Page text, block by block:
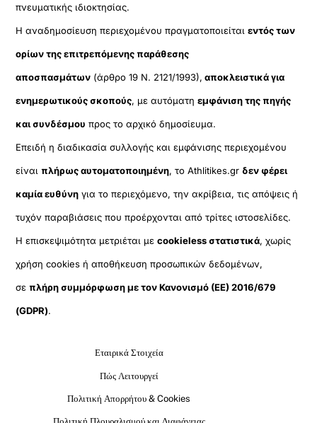
πνευματικής ιδιοκτησίας.
Η αναδημοσίευση περιεχομένου πραγματοποιείταιεντός των
ορίων της επιτρεπόμενης παράθεσης
αποσπασμάτων (άρθρο 19 Ν. 2121/1993), αποκλειστικά για
ενημερωτικούς σκοπούς, με αυτόματηεμφάνιση της πηγής
και συνδέσμου προς το αρχικό δημοσίευμα.
Επειδή η διαδικασία συλλογής και εμφάνισης περιεχομένου
είναιπλήρως αυτοματοποιημένη, το Athlitikes.gr δεν φέρει
καμία ευθύνη για το περιεχόμενο, την ακρίβεια, τις απόψεις ή
τυχόν παραβιάσεις που προέρχονται από τρίτες ιστοσελίδες.
Η επισκεψιμότητα μετριέται μεcookieless στατιστικά, χωρίς
χρήση cookies ή αποθήκευση προσωπικών δεδομένων,
σεπλήρη συμμόρφωση με τον Κανονισμό (ΕΕ) 2016/679
(GDPR).
Εταιρικά Στοιχεία
Πώς Λειτουργεί
Πολιτική Απορρήτου & Cookies